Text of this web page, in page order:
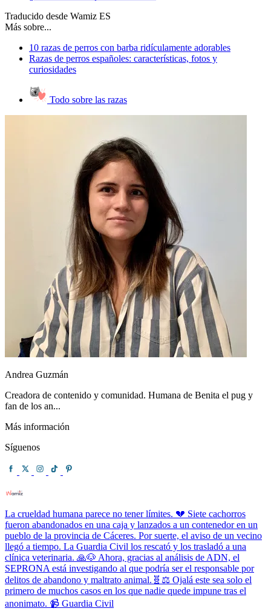
Traducido desde Wamiz ES
Más sobre...
10 razas de perros con barba ridículamente adorables
Razas de perros españoles: características, fotos y
curiosidades
Todo sobre las razas
Andrea Guzmán
Creadora de contenido y comunidad. Humana de Benita el pug y
fan de los an...
Más información
Síguenos
La crueldad humana parece no tener límites. 💔 Siete cachorros
fueron abandonados en una caja y lanzados a un contenedor en un
pueblo de la provincia de Cáceres. Por suerte, el aviso de un vecino
llegó a tiempo. La Guardia Civil los rescató y los trasladó a una
clínica veterinaria. 🙏🐶 Ahora, gracias al análisis de ADN, el
SEPRONA está investigando al que podría ser el responsable por
delitos de abandono y maltrato animal.🧬⚖️ Ojalá este sea solo el
primero de muchos casos en los que nadie quede impune tras el
anonimato. 📹 Guardia Civil